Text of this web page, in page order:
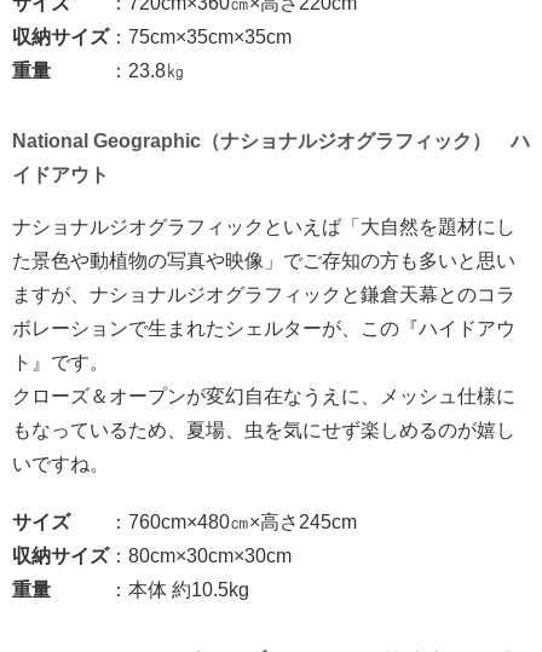
収納サイズ：75cm×35cm×35cm
重量 ：23.8㎏
National Geographic（ナショナルジオグラフィック） ハ
イドアウト
ナショナルジオグラフィックといえば「大自然を題材にし
た景色や動植物の写真や映像」でご存知の方も多いと思い
ますが、ナショナルジオグラフィックと鎌倉天幕とのコラ
ボレーションで生まれたシェルターが、この『ハイドアウ
ト』です。
クローズ＆オープンが変幻自在なうえに、メッシュ仕様に
もなっているため、夏場、虫を気にせず楽しめるのが嬉し
いですね。
サイズ：760cm×480㎝×高さ245cm
収納サイズ：80cm×30cm×30cm
重量 ：本体 約10.5kg